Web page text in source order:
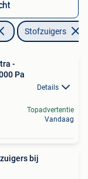
Stofzuigers
-
Pa
Details
Topadvertentie
Vandaag
bij